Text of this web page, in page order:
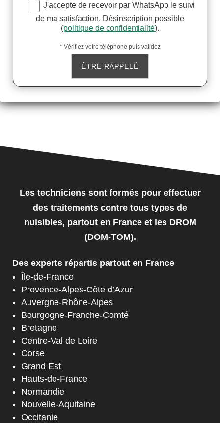
J'accepte de recevoir par WhatsApp le suivi
de ma satisfaction. Désinscription possible
(politique de confidentialité).
* Vérifiez votre téléphone puis validez
Les techniciens sont formés pour effectuer
des traitements contre tous types de
nuisibles, partout en France et les DROM
(DOM-TOM).
Des experts répartis partout en France
Île-de-France
Provence-Alpes-Côte d’Azur
Auvergne-Rhône-Alpes
Bourgogne-Franche-Comté
Bretagne
Centre-Val de Loire
Corse
Grand Est
Hauts-de-France
Normandie
Nouvelle-Aquitaine
Occitanie